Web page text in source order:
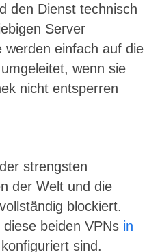
den Dienst technisch
Server
werden einfach auf die
wenn sie
nicht entsperren
strengsten
der Welt und die
blockiert.
beiden VPNs in
sind.